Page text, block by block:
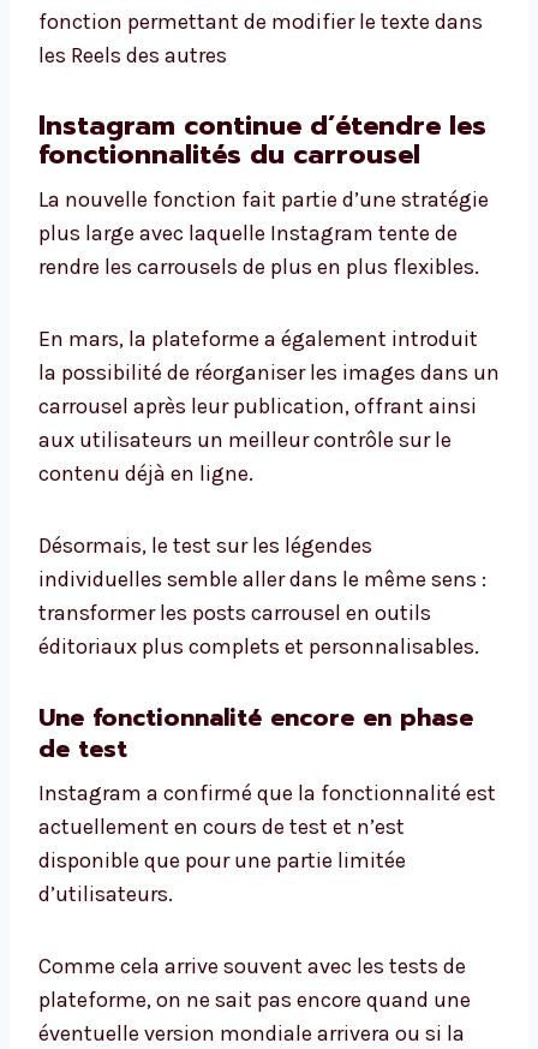
fonction permettant de modifier le texte dans
les Reels des autres
Instagram continue d’étendre les
fonctionnalités du carrousel
La nouvelle fonction fait partie d’une stratégie
plus large avec laquelle Instagram tente de
rendre les carrousels de plus en plus flexibles.
En mars, la plateforme a également introduit
la possibilité de réorganiser les images dans un
carrousel après leur publication, offrant ainsi
aux utilisateurs un meilleur contrôle sur le
contenu déjà en ligne.
Désormais, le test sur les légendes
individuelles semble aller dans le même sens :
transformer les posts carrousel en outils
éditoriaux plus complets et personnalisables.
Une fonctionnalité encore en phase
de test
Instagram a confirmé que la fonctionnalité est
actuellement en cours de test et n’est
disponible que pour une partie limitée
d’utilisateurs.
Comme cela arrive souvent avec les tests de
plateforme, on ne sait pas encore quand une
éventuelle version mondiale arrivera ou si la